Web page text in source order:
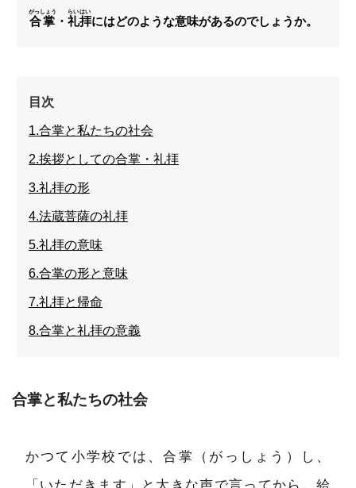
合掌
がっしょう
・ 礼拝
らいはい
にはどのような意味があるのでしょうか。
目次
1.合掌と私たちの社会
2.挨拶としての合掌・礼拝
3.礼拝の形
4.法蔵菩薩の礼拝
5.礼拝の意味
6.合掌の形と意味
7.礼拝と帰命
8.合掌と礼拝の意義
合掌と私たちの社会
かつて小学校では、合掌（がっしょう）し、